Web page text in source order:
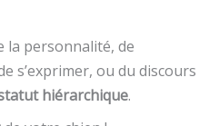
la personnalité, de
s’exprimer, ou du discours
hiérarchique.